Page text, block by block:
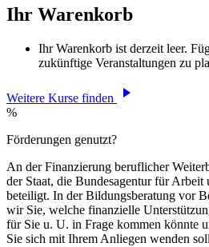
Ihr Warenkorb
Ihr Warenkorb ist derzeit leer.
zukünftige Veranstaltungen zu
Weitere Kurse finden
%
Förderungen genutzt?
An der Finanzierung beruflicher
der Staat, die Bundesagentur für Arbeit
beteiligt. In der Bildungsberatung vor
wir Sie, welche finanzielle
für Sie u. U. in Frage kommen könnte
Sie sich mit Ihrem Anliegen wenden